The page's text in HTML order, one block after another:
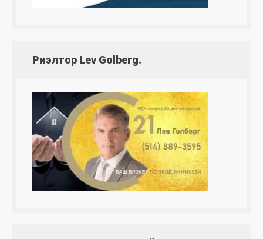
Риэлтор Lev Golberg.